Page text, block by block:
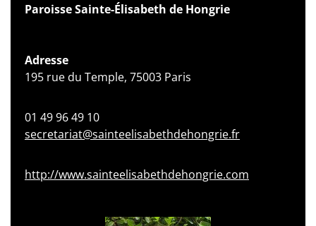
Paroisse Sainte-Élisabeth de Hongrie
Adresse
195 rue du Temple, 75003 Paris
01 49 96 49 10
secretariat@sainteelisabethdehongrie.fr
http://www.sainteelisabethdehongrie.com